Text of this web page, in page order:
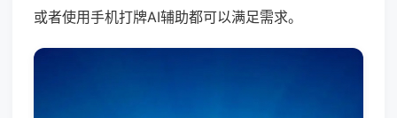
或者使用手机打牌AI辅助都可以满足需求。